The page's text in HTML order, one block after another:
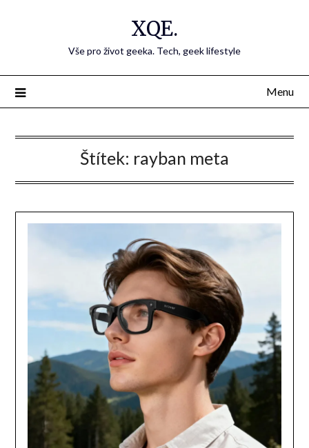
XQE.
Vše pro život geeka. Tech, geek lifestyle
Menu
Štítek: rayban meta